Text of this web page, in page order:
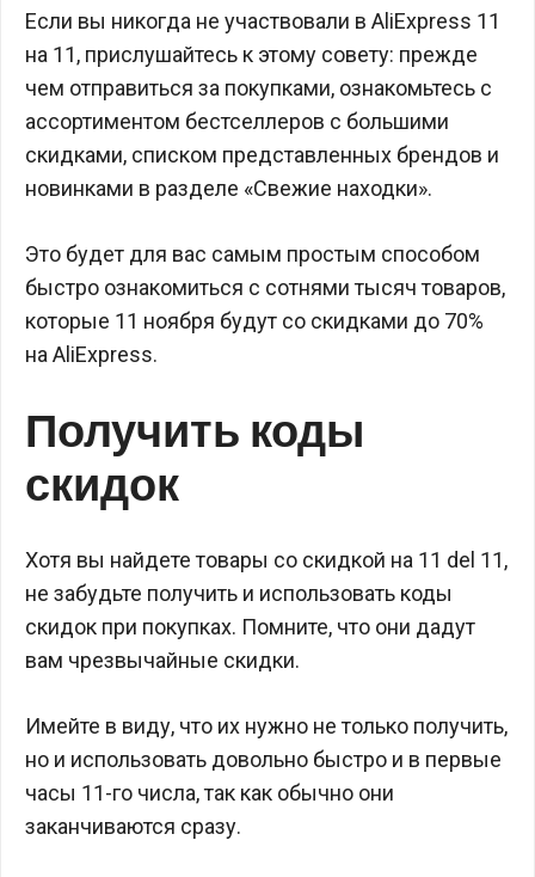
Если вы никогда не участвовали в AliExpress 11
на 11, прислушайтесь к этому совету: прежде
чем отправиться за покупками, ознакомьтесь с
ассортиментом бестселлеров с большими
скидками, списком представленных брендов и
новинками в разделе «Свежие находки».
Это будет для вас самым простым способом
быстро ознакомиться с сотнями тысяч товаров,
которые 11 ноября будут со скидками до 70%
на AliExpress.
Получить коды
скидок
Хотя вы найдете товары со скидкой на 11 del 11,
не забудьте получить и использовать коды
скидок при покупках. Помните, что они дадут
вам чрезвычайные скидки.
Имейте в виду, что их нужно не только получить,
но и использовать довольно быстро и в первые
часы 11-го числа, так как обычно они
заканчиваются сразу.